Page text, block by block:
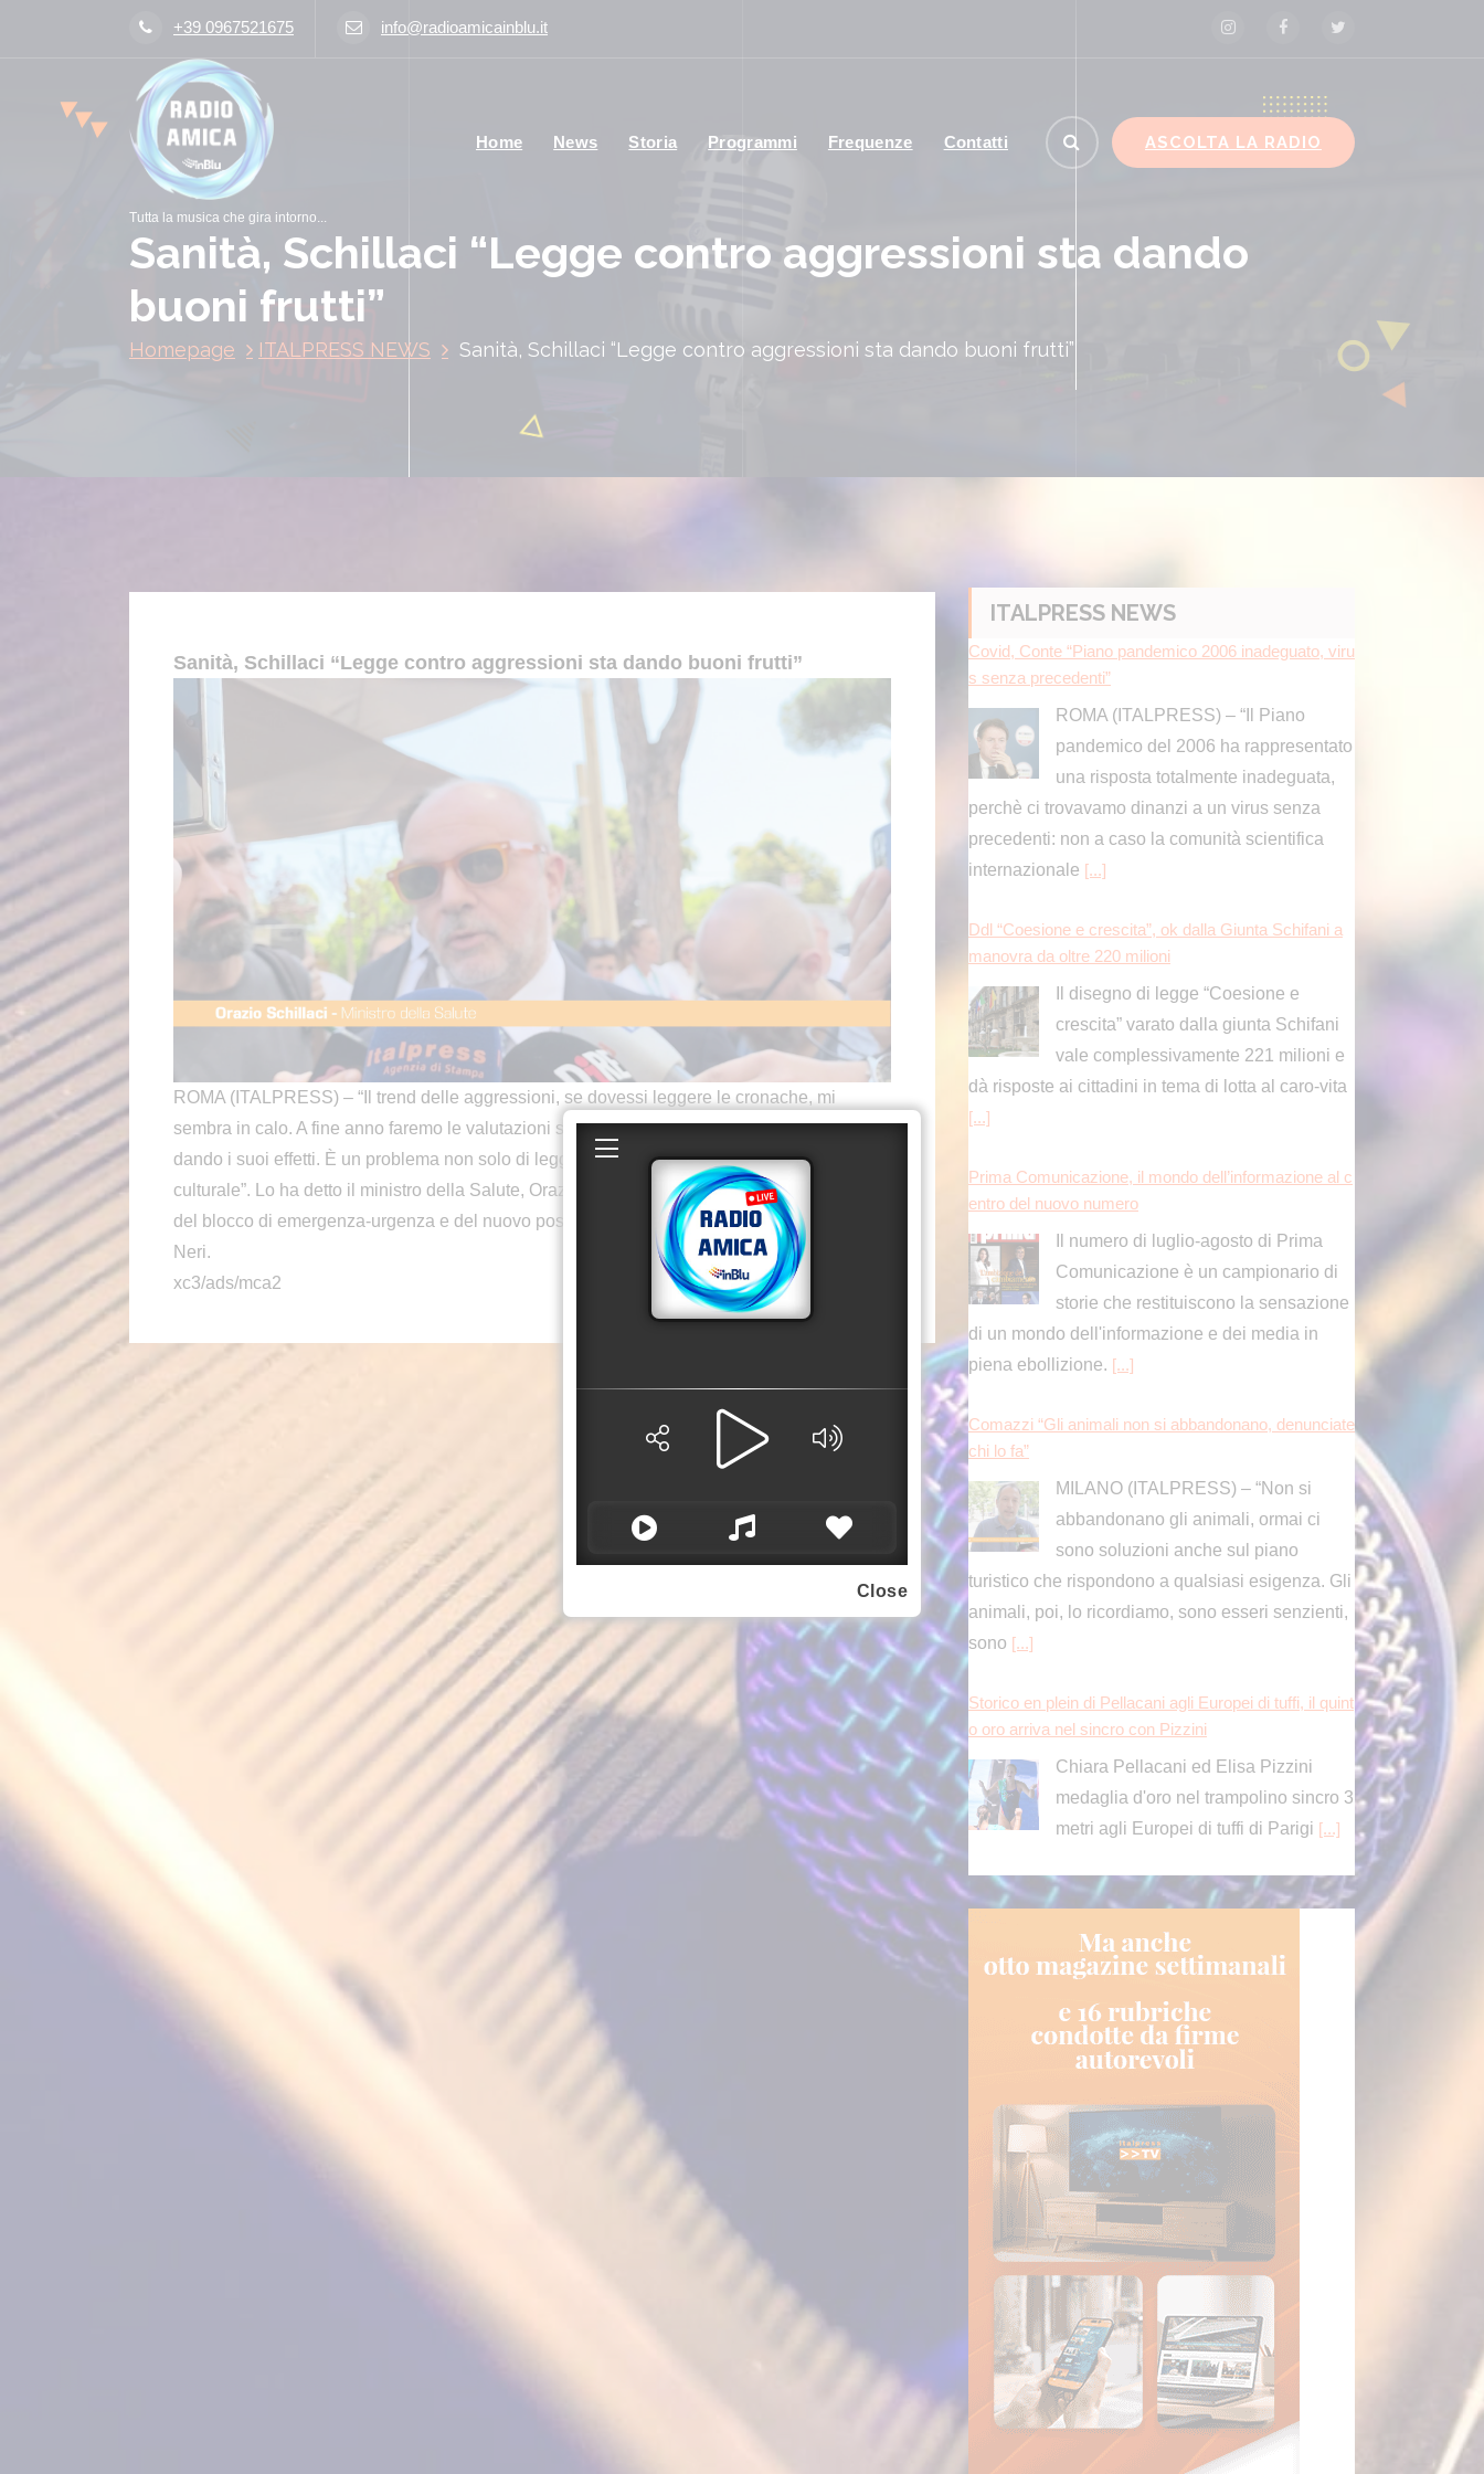
+39 0967521675 info@radioamicainblu.it
Tutta la musica che gira intorno...
Home News Storia Programmi Frequenze Contatti ASCOLTA LA RADIO
Sanità, Schillaci “Legge contro aggressioni sta dando
buoni frutti”
Homepage ITALPRESS NEWS Sanità, Schillaci “Legge contro aggressioni sta dando buoni frutti”
Sanità, Schillaci “Legge contro aggressioni sta dando buoni frutti”
ROMA (ITALPRESS) – “Il trend delle aggressioni, se dovessi leggere le cronache, mi
sembra in calo. A fine anno faremo le valutazioni sui numeri, io credo che la legge stia
dando i suoi effetti. È un problema non solo di legge o di deterrenza, è un problema anche
culturale”. Lo ha detto il ministro della Salute, Orazio Schillaci, a margine dell’inaugurazione
del blocco di emergenza-urgenza e del nuovo posto di Polizia all’ospedale San Filippo
Neri.
xc3/ads/mca2
ITALPRESS NEWS
Ddl “Coesione e crescita”, ok dalla Giunta Schifani a
manovra da oltre 220 milioni
Il disegno di legge “Coesione e
crescita” varato dalla giunta Schifani
vale complessivamente 221 milioni e
dà risposte ai cittadini in tema di lotta al caro-vita
[...]
entro del nuovo numero
Il numero di luglio-agosto di Prima
Comunicazione è un campionario di
storie che restituiscono la sensazione
di un mondo dell'informazione e dei media in
piena ebollizione.[...]
chi lo fa”
MILANO (ITALPRESS) – “Non si
abbandonano gli animali, ormai ci
sono soluzioni anche sul piano
turistico che rispondono a qualsiasi esigenza. Gli
animali, poi, lo ricordiamo, sono esseri senzienti,
sono [...]
Storico en plein di Pellacani agli Europei di tuffi, il quint
o oro arriva nel sincro con Pizzini
Chiara Pellacani ed Elisa Pizzini
medaglia d'oro nel trampolino sincro 3
metri agli Europei di tuffi di Parigi
Covid, Conte “Piano pandemico 2006 inadeguato, viru
s senza precedenti”
pandemico del 2006 ha rappresentato
una risposta totalmente inadeguata,
perchè ci trovavamo dinanzi a un virus senza
precedenti: non a caso la comunità scientifica
internazionale[...]
Close